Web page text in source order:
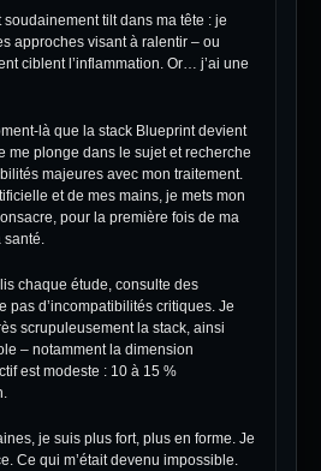
tilt dans ma tête : je
approches visant à ralentir – ou
ciblent l’inflammation. Or… j’ai une
là que la stack Blueprint devient
me plonge dans le sujet et recherche
majeures avec mon traitement.
et de mes mains, je mets mon
pour la première fois de ma
santé.
chaque étude, consulte des
pas d’incompatibilités critiques. Je
scrupuleusement la stack, ainsi
– notamment la dimension
est modeste : 10 à 15 %
je suis plus fort, plus en forme. Je
Ce qui m’était devenu impossible.